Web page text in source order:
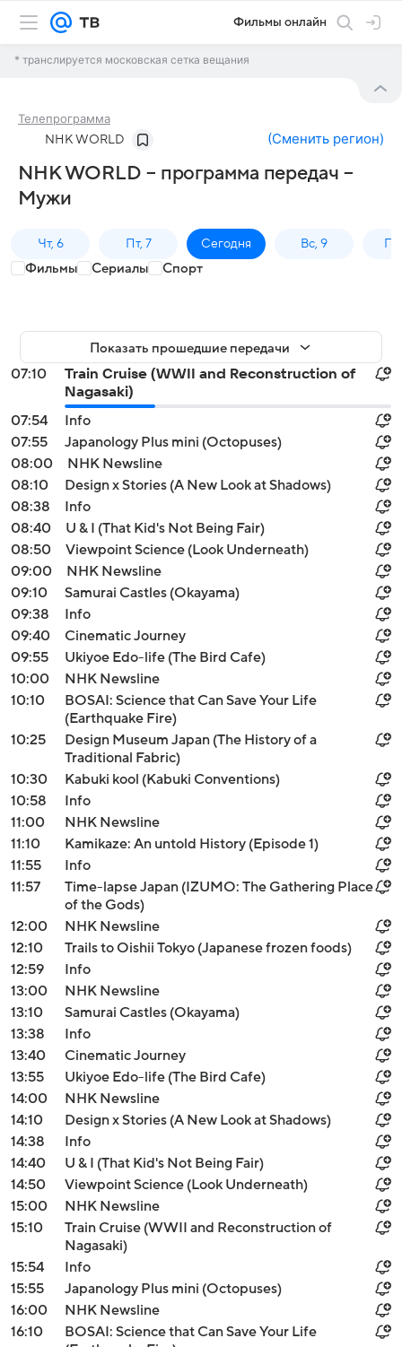
Фильмы онлайн
* транслируется московская сетка вещания
Телепрограмма
NHK WORLD (Сменить регион)
NHK WORLD – программа передач –
Мужи
Чт, 6 Пт, 7 Сегодня Вс, 9
Фильмы Сериалы Спорт
Показать прошедшие передачи
07:10
Train Cruise (WWII and Reconstruction of
Nagasaki)
07:54
Info
07:55
Japanology Plus mini (Octopuses)
08:00
NHK Newsline
08:10
Design x Stories (A New Look at Shadows)
08:38
Info
08:40
U & I (That Kid's Not Being Fair)
08:50
Viewpoint Science (Look Underneath)
09:00
NHK Newsline
09:10
Samurai Castles (Okayama)
09:38
Info
09:40
Cinematic Journey
09:55
Ukiyoe Edo-life (The Bird Cafe)
10:00
NHK Newsline
10:10
BOSAI: Science that Can Save Your Life
(Earthquake Fire)
10:25
Design Museum Japan (The History of a
Traditional Fabric)
10:30
Kabuki kool (Kabuki Conventions)
10:58
Info
11:00
NHK Newsline
11:10
Kamikaze: An untold History (Episode 1)
11:55
Info
11:57
Time-lapse Japan (IZUMO: The Gathering Place
of the Gods)
12:00
NHK Newsline
12:10
Trails to Oishii Tokyo (Japanese frozen foods)
12:59
Info
13:00
NHK Newsline
13:10
Samurai Castles (Okayama)
13:38
Info
13:40
Cinematic Journey
13:55
Ukiyoe Edo-life (The Bird Cafe)
14:00
NHK Newsline
14:10
Design x Stories (A New Look at Shadows)
14:38
Info
14:40
U & I (That Kid's Not Being Fair)
14:50
Viewpoint Science (Look Underneath)
15:00
NHK Newsline
15:10
Train Cruise (WWII and Reconstruction of
Nagasaki)
15:54
Info
15:55
Japanology Plus mini (Octopuses)
16:00
NHK Newsline
16:10
BOSAI: Science that Can Save Your Life